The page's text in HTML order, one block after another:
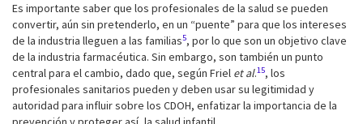
Es importante saber que los profesionales de la salud se pueden
convertir, aún sin pretenderlo, en un “puente” para que los intereses
de la industria lleguen a las familias5, por lo que son un objetivo clave
de la industria farmacéutica. Sin embargo, son también un punto
central para el cambio, dado que, según Friel et al.15, los
profesionales sanitarios pueden y deben usar su legitimidad y
autoridad para influir sobre los CDOH, enfatizar la importancia de la